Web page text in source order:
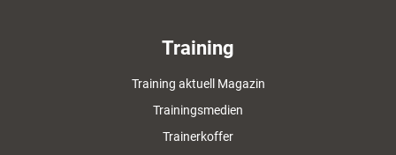
Training
Training aktuell Magazin
Trainingsmedien
Trainerkoffer